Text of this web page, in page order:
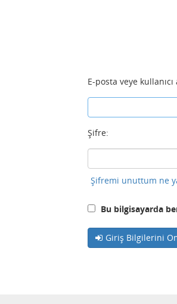
E-posta veye kullanıcı
Şifre:
Şifremi unuttum ne
Bu bilgisayarda
Giriş Bilgilerini